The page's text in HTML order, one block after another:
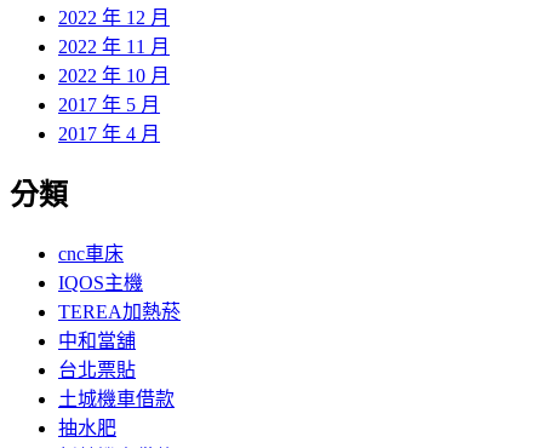
2022 年 12 月
2022 年 11 月
2022 年 10 月
2017 年 5 月
2017 年 4 月
分類
cnc車床
IQOS主機
TEREA加熱菸
中和當舖
台北票貼
土城機車借款
抽水肥